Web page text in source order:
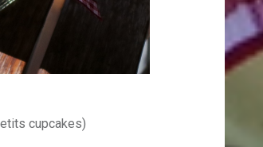
cupcakes)